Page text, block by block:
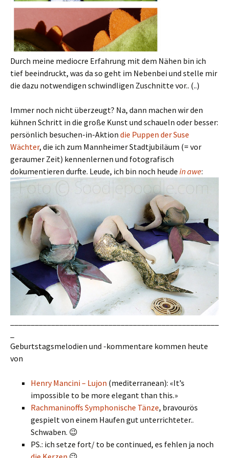
Durch meine mediocre Erfahrung mit dem Nähen bin ich
tief beeindruckt, was da so geht im Nebenbei und stelle mir
die dazu notwendigen schwindligen Zuschnitte vor.. (..)
Immer noch nicht überzeugt? Na, dann machen wir den
kühnen Schritt in die große Kunst und schaueln oder besser:
persönlich besuchen-in-Aktion die Puppen der Suse
Wächter, die ich zum Mannheimer Stadtjubiläum (= vor
geraumer Zeit) kennenlernen und fotografisch
dokumentieren durfte. Leude, ich bin noch heude in awe:
Geburtstagsmelodien und -kommentare kommen heute
von
Henry Mancini – Lujon (mediterranean): «It’s
impossible to be more elegant than this.»
Rachmaninoffs Symphonische Tänze, bravourös
gespielt von einem Haufen gut unterrichteter..
Schwaben. 😉
PS.: ich setze fort/ to be continued, es fehlen ja noch